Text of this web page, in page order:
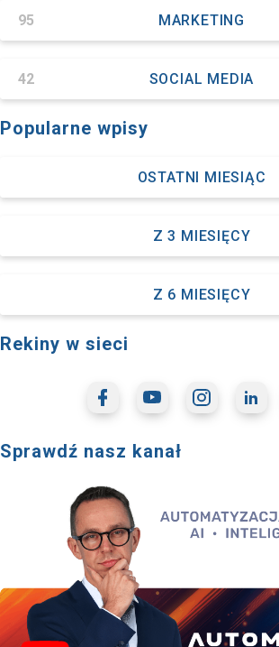
MARKETING
95
SOCIAL MEDIA
42
Popularne wpisy
OSTATNI MIESIĄC
Z 3 MIESIĘCY
Z 6 MIESIĘCY
Rekiny w sieci
Sprawdź nasz kanał